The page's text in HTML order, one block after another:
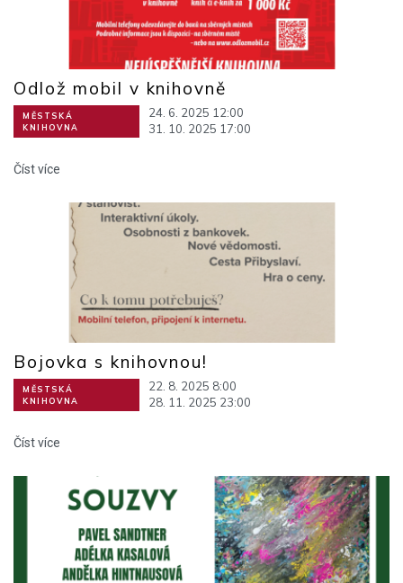
MĚSTSKÁ
KNIHOVNA
24. 6. 2025 12:00
31. 10. 2025 17:00
Odlož mobil v knihovně
Číst více
MĚSTSKÁ
KNIHOVNA
22. 8. 2025 8:00
28. 11. 2025 23:00
Bojovka s knihovnou!
Číst více